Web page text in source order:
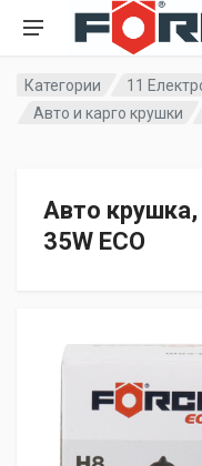
Категории
11
Авто и карго крушки
Авто крушка,
35W ECO